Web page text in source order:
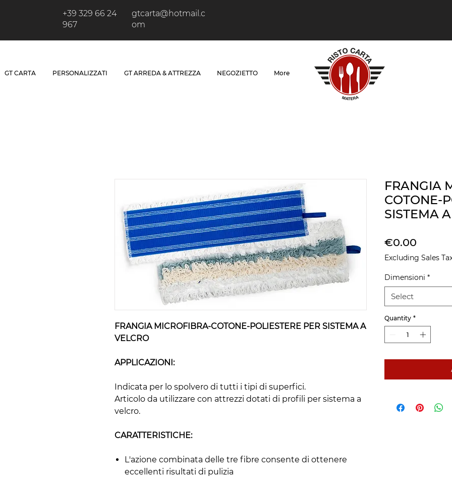
+39 329 66 24
967
gtcarta@hotmail.c
om
GT CARTA PERSONALIZZATI GT ARREDA & ATTREZZA NEGOZIETTO More
FRANGIA MICROFIBRA-COTONE-POLIESTERE PER SISTEMA A
VELCRO
APPLICAZIONI:
Indicata per lo spolvero di tutti i tipi di superfici.
Articolo da utilizzare con attrezzi dotati di profili per sistema a
velcro.
CARATTERISTICHE:
L'azione combinata delle tre fibre consente di ottenere
eccellenti risultati di pulizia
FRANGIA
COTONE-
SISTEMA
€0.00
Excluding Sales
Dimensioni *
Select
Quantity *